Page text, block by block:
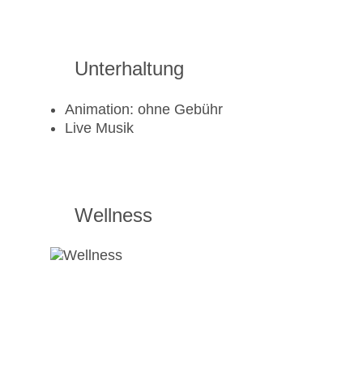
Unterhaltung
Animation: ohne Gebühr
Live Musik
Wellness